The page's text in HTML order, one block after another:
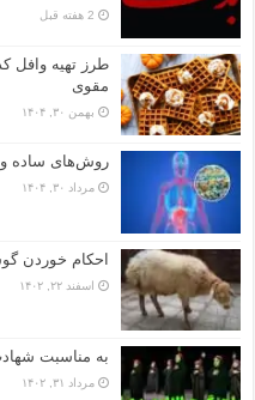
2 هفته قبل
طرز تهیه وافل
مقوی
بهمن ۳۰, ۱۴۰۴
روش‌های ساده و
مرداد ۳۰, ۱۴۰۴
احکام خوردن
اسفند ۲۲, ۱۴۰۲
به مناسبت
مرداد ۳۱, ۱۴۰۲